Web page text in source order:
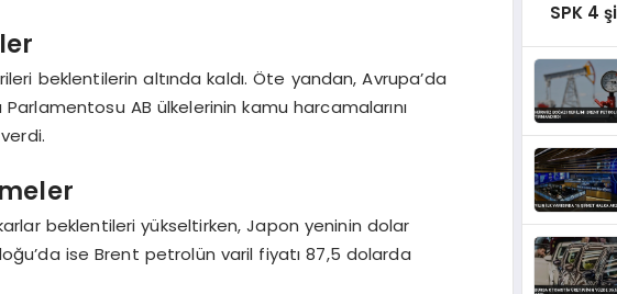
beklentilerin altında kaldı. Öte yandan, Avrupa’da
Parlamentosu AB ülkelerinin kamu harcamalarını
beklentileri yükseltirken, Japon yeninin dolar
ise Brent petrolün varil fiyatı 87,5 dolarda
SPK 4